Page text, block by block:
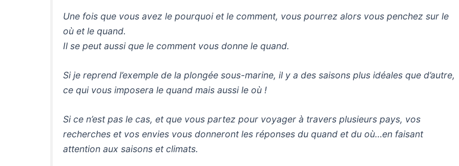
Une fois que vous avez le pourquoi et le comment, vous pourrez alors vous penchez sur le
où et le quand.
Il se peut aussi que le comment vous donne le quand.
Si je reprend l’exemple de la plongée sous-marine, il y a des saisons plus idéales que d’autre,
ce qui vous imposera le quand mais aussi le où !
Si ce n’est pas le cas, et que vous partez pour voyager à travers plusieurs pays, vos
recherches et vos envies vous donneront les réponses du quand et du où…en faisant
attention aux saisons et climats.